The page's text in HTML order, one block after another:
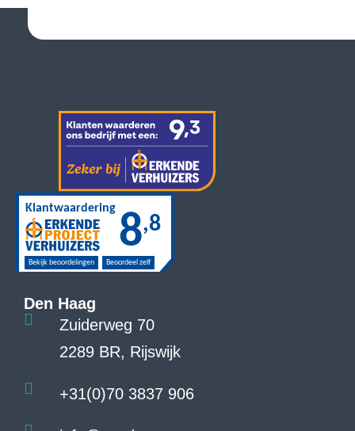
Den Haag
Zuiderweg 70
2289 BR, Rijswijk
+31(0)70 3837 906